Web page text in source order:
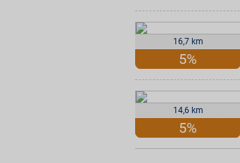
16,7 km
5%
14,6 km
5%